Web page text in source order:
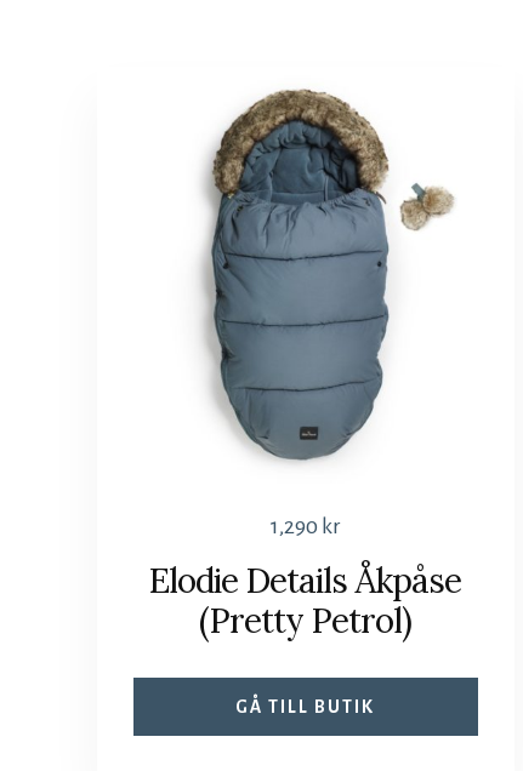
1,290 kr
Elodie Details Åkpåse
(Pretty Petrol)
GÅ TILL BUTIK